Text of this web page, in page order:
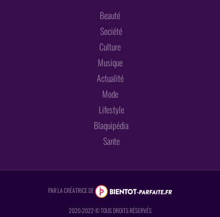
Beauté
Société
Culture
Musique
Actualité
Mode
Lifestyle
Blaquipédia
Sante
PAR LA CRÉATRICE DE
2020-2022 © TOUS DROITS RÉSERVÉS